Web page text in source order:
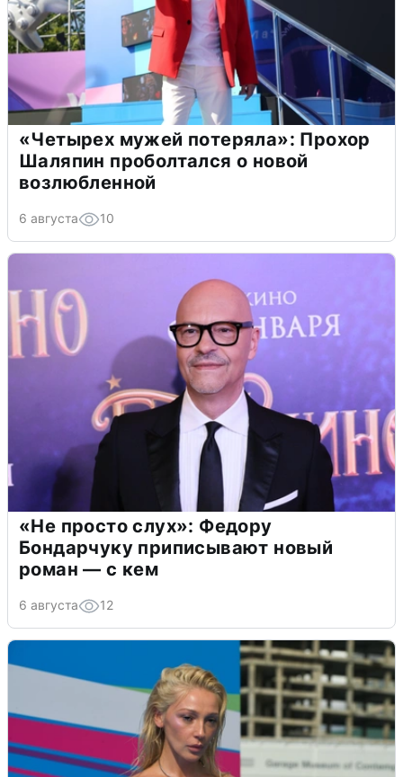
«Четырех мужей потеряла»: Прохор
Шаляпин проболтался о новой
возлюбленной
6 августа 10
«Не просто слух»: Федору
Бондарчуку приписывают новый
роман — с кем
6 августа 12